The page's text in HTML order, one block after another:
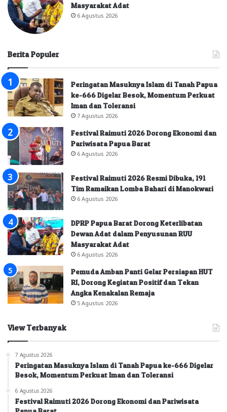
Masyarakat Adat
6 Agustus 2026
Berita Populer
Peringatan Masuknya Islam di Tanah Papua
ke-666 Digelar Besok, Momentum Perkuat
Iman dan Toleransi
7 Agustus 2026
Festival Raimuti 2026 Dorong Ekonomi dan
Pariwisata Papua Barat
6 Agustus 2026
Festival Raimuti 2026 Resmi Dibuka, 191
Tim Ramaikan Lomba Bahari di Manokwari
6 Agustus 2026
DPRP Papua Barat Dorong Keterlibatan
Dewan Adat dalam Penyusunan RUU
Masyarakat Adat
6 Agustus 2026
Pemuda Amban Panti Gelar Persiapan HUT
RI, Dorong Kegiatan Positif dan Tekan
Angka Kenakalan Remaja
5 Agustus 2026
View Terbanyak
7 Agustus 2026
Peringatan Masuknya Islam di Tanah Papua ke-666 Digelar
Besok, Momentum Perkuat Iman dan Toleransi
6 Agustus 2026
Festival Raimuti 2026 Dorong Ekonomi dan Pariwisata